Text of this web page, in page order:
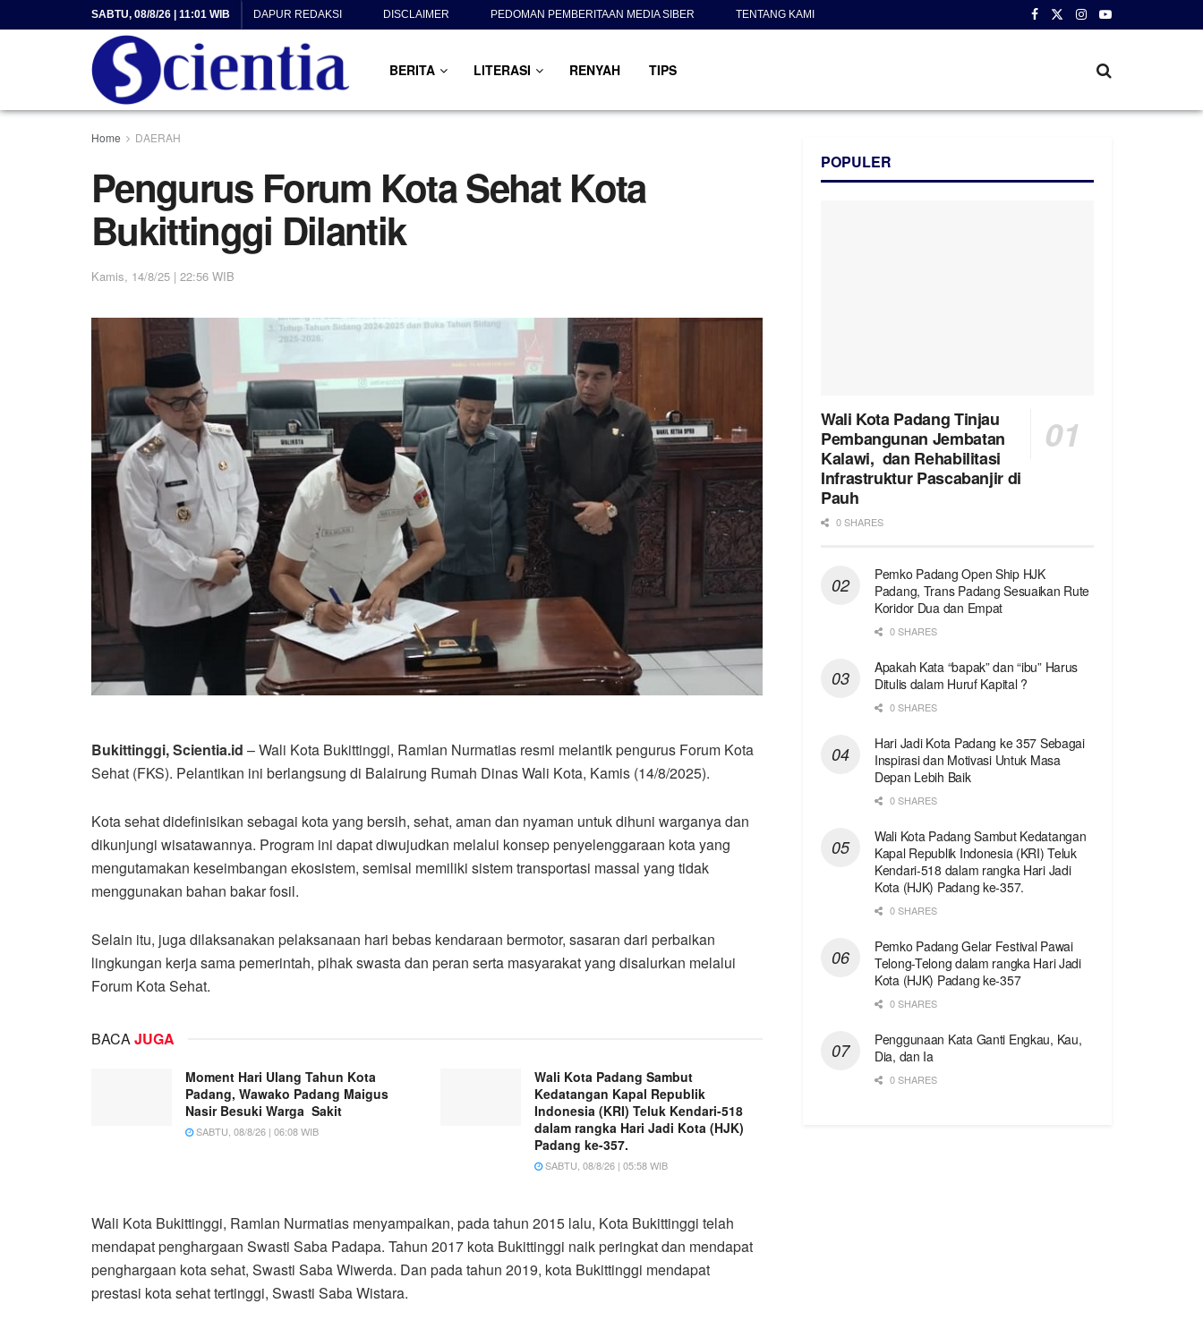
SABTU, 08/8/26 | 11:01 WIB DAPUR REDAKSI DISCLAIMER PEDOMAN PEMBERITAAN MEDIA SIBER TENTANG KAMI
BERITA LITERASI RENYAH TIPS
Home DAERAH
Pengurus Forum Kota Sehat Kota
Bukittinggi Dilantik
Kamis, 14/8/25 | 22:56 WIB
Bukittinggi, Scientia.id – Wali Kota Bukittinggi, Ramlan Nurmatias resmi melantik pengurus Forum Kota
Sehat (FKS). Pelantikan ini berlangsung di Balairung Rumah Dinas Wali Kota, Kamis (14/8/2025).
Kota sehat didefinisikan sebagai kota yang bersih, sehat, aman dan nyaman untuk dihuni warganya dan
dikunjungi wisatawannya. Program ini dapat diwujudkan melalui konsep penyelenggaraan kota yang
mengutamakan keseimbangan ekosistem, semisal memiliki sistem transportasi massal yang tidak
menggunakan bahan bakar fosil.
Selain itu, juga dilaksanakan pelaksanaan hari bebas kendaraan bermotor, sasaran dari perbaikan
lingkungan kerja sama pemerintah, pihak swasta dan peran serta masyarakat yang disalurkan melalui
Forum Kota Sehat.
BACAJUGA
Moment Hari Ulang Tahun Kota
Padang, Wawako Padang Maigus
Nasir Besuki Warga Sakit
SABTU, 08/8/26 | 06:08 WIB
Wali Kota Padang Sambut
Kedatangan Kapal Republik
Indonesia (KRI) Teluk Kendari-518
dalam rangka Hari Jadi Kota (HJK)
Padang ke-357.
SABTU, 08/8/26 | 05:58 WIB
Wali Kota Bukittinggi, Ramlan Nurmatias menyampaikan, pada tahun 2015 lalu, Kota Bukittinggi telah
mendapat penghargaan Swasti Saba Padapa. Tahun 2017 kota Bukittinggi naik peringkat dan mendapat
penghargaan kota sehat, Swasti Saba Wiwerda. Dan pada tahun 2019, kota Bukittinggi mendapat
prestasi kota sehat tertinggi, Swasti Saba Wistara.
POPULER
Wali Kota Padang Tinjau
Pembangunan Jembatan
Kalawi, dan Rehabilitasi
Infrastruktur Pascabanjir di
Pauh
0 SHARES
Pemko Padang Open Ship HJK
Padang, Trans Padang Sesuaikan Rute
Koridor Dua dan Empat
0 SHARES
Apakah Kata “bapak” dan “ibu” Harus
Ditulis dalam Huruf Kapital ?
0 SHARES
Hari Jadi Kota Padang ke 357 Sebagai
Inspirasi dan Motivasi Untuk Masa
Depan Lebih Baik
0 SHARES
Wali Kota Padang Sambut Kedatangan
Kapal Republik Indonesia (KRI) Teluk
Kendari-518 dalam rangka Hari Jadi
Kota (HJK) Padang ke-357.
0 SHARES
Pemko Padang Gelar Festival Pawai
Telong-Telong dalam rangka Hari Jadi
Kota (HJK) Padang ke-357
0 SHARES
Penggunaan Kata Ganti Engkau, Kau,
Dia, dan Ia
0 SHARES